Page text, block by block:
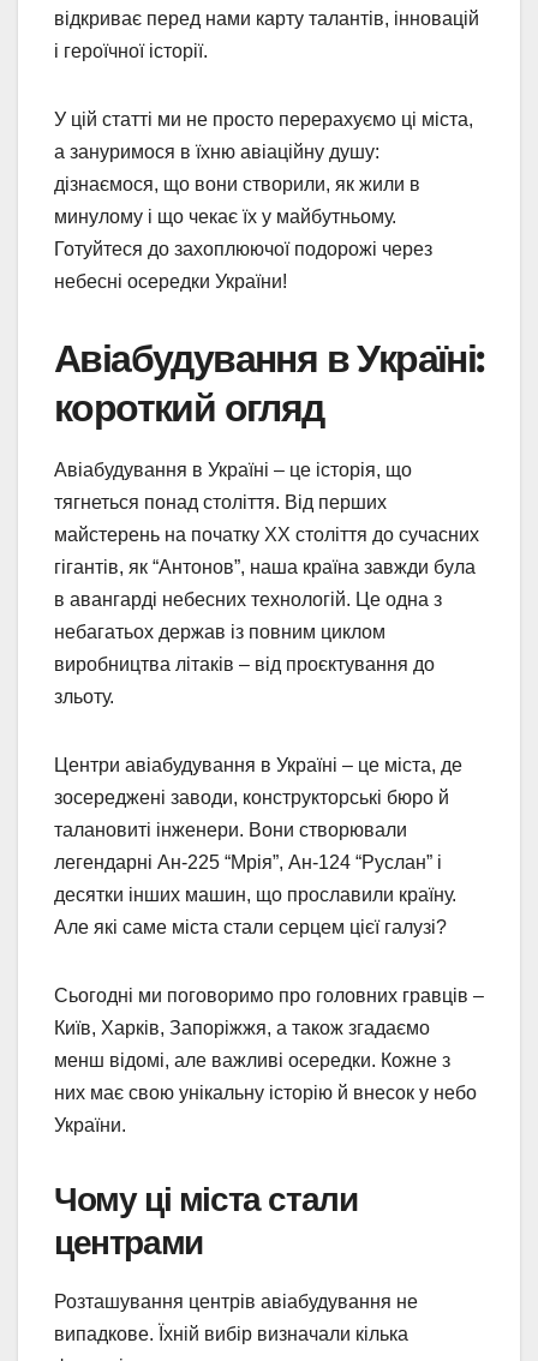
відкриває перед нами карту талантів, інновацій
і героїчної історії.
У цій статті ми не просто перерахуємо ці міста,
а зануримося в їхню авіаційну душу:
дізнаємося, що вони створили, як жили в
минулому і що чекає їх у майбутньому.
Готуйтеся до захоплюючої подорожі через
небесні осередки України!
Авіабудування в Україні:
короткий огляд
Авіабудування в Україні – це історія, що
тягнеться понад століття. Від перших
майстерень на початку XX століття до сучасних
гігантів, як “Антонов”, наша країна завжди була
в авангарді небесних технологій. Це одна з
небагатьох держав із повним циклом
виробництва літаків – від проєктування до
зльоту.
Центри авіабудування в Україні – це міста, де
зосереджені заводи, конструкторські бюро й
талановиті інженери. Вони створювали
легендарні Ан-225 “Мрія”, Ан-124 “Руслан” і
десятки інших машин, що прославили країну.
Але які саме міста стали серцем цієї галузі?
Сьогодні ми поговоримо про головних гравців –
Київ, Харків, Запоріжжя, а також згадаємо
менш відомі, але важливі осередки. Кожне з
них має свою унікальну історію й внесок у небо
України.
Чому ці міста стали
центрами
Розташування центрів авіабудування не
випадкове. Їхній вибір визначали кілька